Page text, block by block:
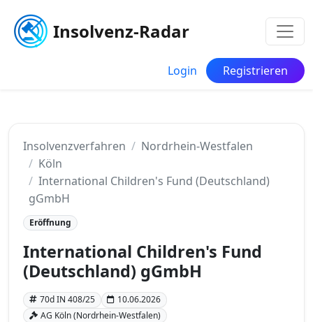
Insolvenz-Radar
Login Registrieren
Insolvenzverfahren
Nordrhein-Westfalen
Köln
International Children's Fund (Deutschland)
gGmbH
Eröffnung
International Children's Fund
(Deutschland) gGmbH
70d IN 408/25
10.06.2026
AG Köln (Nordrhein-Westfalen)